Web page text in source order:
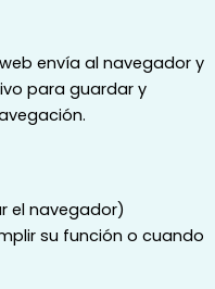
envía al navegador y
para guardar y
el navegador)
su función o cuando